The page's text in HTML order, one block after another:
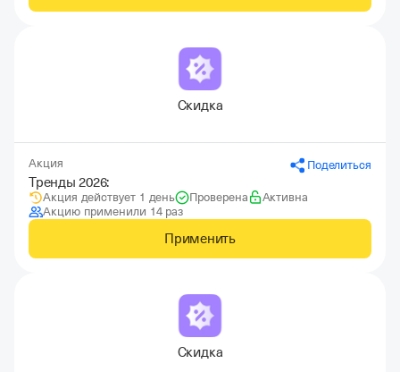
Скидка
Акция Поделиться
Тренды 2026:
Акция действует 1 день Проверена
Активна
Акцию применили 14 раз
Применить
Скидка